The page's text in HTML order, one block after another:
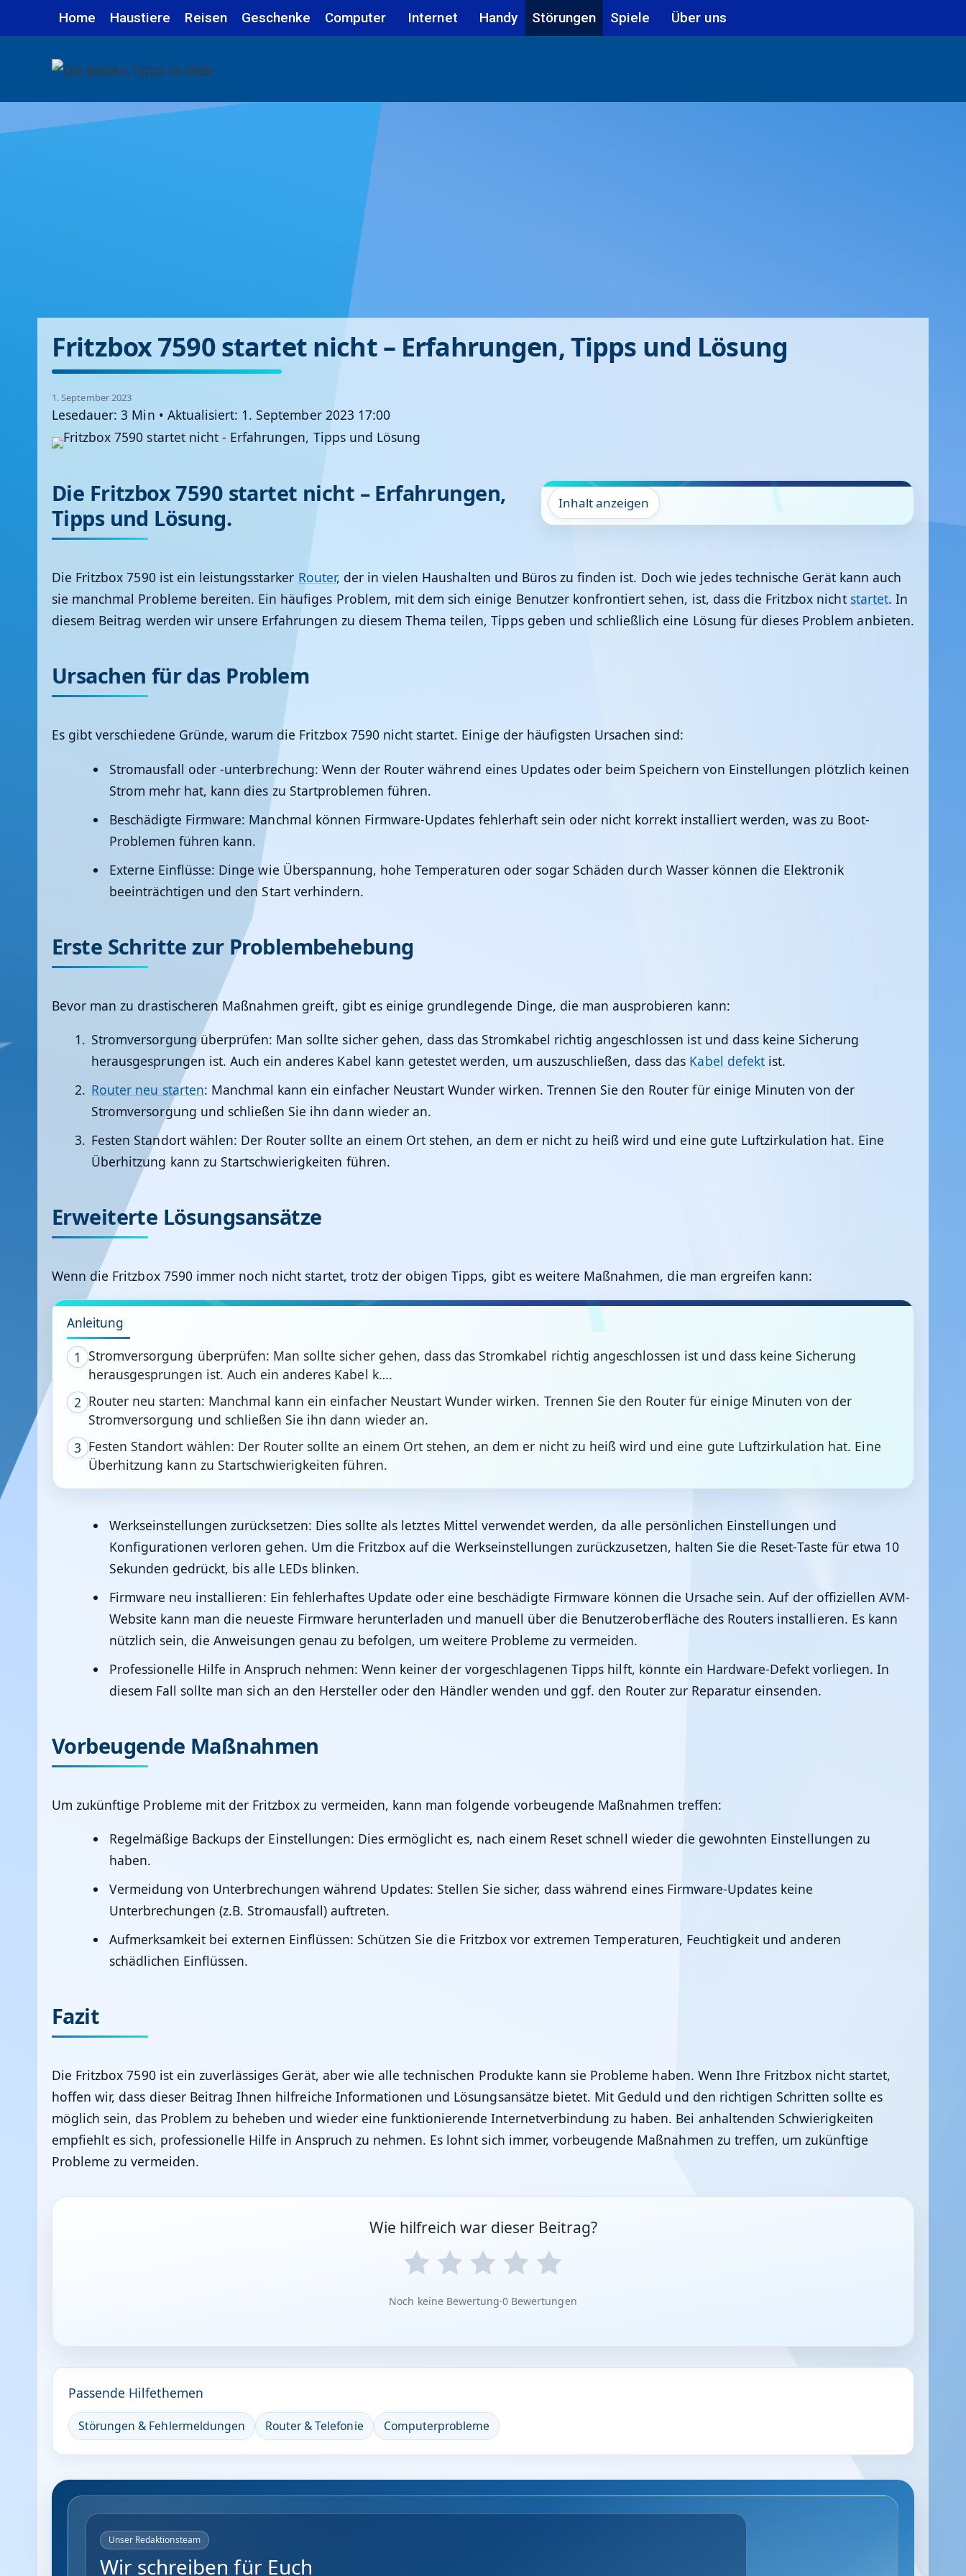
Inhalt
Home Haustiere Reisen Geschenke Computer Internet Handy Störungen Spiele Über uns
Fritzbox 7590 startet nicht – Erfahrungen, Tipps und Lösung
1. September 2023
Lesedauer: 3 Min • Aktualisiert: 1. September 2023 17:00
Inhalt anzeigen
Die Fritzbox 7590 startet nicht – Erfahrungen,
Tipps und Lösung.
Die Fritzbox 7590 ist ein leistungsstarker Router, der in vielen Haushalten und Büros zu finden ist. Doch wie jedes technische Gerät kann auch
sie manchmal Probleme bereiten. Ein häufiges Problem, mit dem sich einige Benutzer konfrontiert sehen, ist, dass die Fritzbox nicht startet. In
diesem Beitrag werden wir unsere Erfahrungen zu diesem Thema teilen, Tipps geben und schließlich eine Lösung für dieses Problem anbieten.
Ursachen für das Problem
Es gibt verschiedene Gründe, warum die Fritzbox 7590 nicht startet. Einige der häufigsten Ursachen sind:
Stromausfall oder -unterbrechung: Wenn der Router während eines Updates oder beim Speichern von Einstellungen plötzlich keinen
Strom mehr hat, kann dies zu Startproblemen führen.
Beschädigte Firmware: Manchmal können Firmware-Updates fehlerhaft sein oder nicht korrekt installiert werden, was zu Boot-
Problemen führen kann.
Externe Einflüsse: Dinge wie Überspannung, hohe Temperaturen oder sogar Schäden durch Wasser können die Elektronik
beeinträchtigen und den Start verhindern.
Erste Schritte zur Problembehebung
Bevor man zu drastischeren Maßnahmen greift, gibt es einige grundlegende Dinge, die man ausprobieren kann:
Stromversorgung überprüfen: Man sollte sicher gehen, dass das Stromkabel richtig angeschlossen ist und dass keine Sicherung
herausgesprungen ist. Auch ein anderes Kabel kann getestet werden, um auszuschließen, dass das Kabel defektist.
Router neu starten: Manchmal kann ein einfacher Neustart Wunder wirken. Trennen Sie den Router für einige Minuten von der
Stromversorgung und schließen Sie ihn dann wieder an.
Festen Standort wählen: Der Router sollte an einem Ort stehen, an dem er nicht zu heiß wird und eine gute Luftzirkulation hat. Eine
Überhitzung kann zu Startschwierigkeiten führen.
Erweiterte Lösungsansätze
Wenn die Fritzbox 7590 immer noch nicht startet, trotz der obigen Tipps, gibt es weitere Maßnahmen, die man ergreifen kann:
Anleitung
1 Stromversorgung überprüfen: Man sollte sicher gehen, dass das Stromkabel richtig angeschlossen ist und dass keine Sicherung
herausgesprungen ist. Auch ein anderes Kabel k….
2 Router neu starten: Manchmal kann ein einfacher Neustart Wunder wirken. Trennen Sie den Router für einige Minuten von der
Stromversorgung und schließen Sie ihn dann wieder an.
3 Festen Standort wählen: Der Router sollte an einem Ort stehen, an dem er nicht zu heiß wird und eine gute Luftzirkulation hat. Eine
Überhitzung kann zu Startschwierigkeiten führen.
Werkseinstellungen zurücksetzen: Dies sollte als letztes Mittel verwendet werden, da alle persönlichen Einstellungen und
Konfigurationen verloren gehen. Um die Fritzbox auf die Werkseinstellungen zurückzusetzen, halten Sie die Reset-Taste für etwa 10
Sekunden gedrückt, bis alle LEDs blinken.
Firmware neu installieren: Ein fehlerhaftes Update oder eine beschädigte Firmware können die Ursache sein. Auf der offiziellen AVM-
Website kann man die neueste Firmware herunterladen und manuell über die Benutzeroberfläche des Routers installieren. Es kann
nützlich sein, die Anweisungen genau zu befolgen, um weitere Probleme zu vermeiden.
Professionelle Hilfe in Anspruch nehmen: Wenn keiner der vorgeschlagenen Tipps hilft, könnte ein Hardware-Defekt vorliegen. In
diesem Fall sollte man sich an den Hersteller oder den Händler wenden und ggf. den Router zur Reparatur einsenden.
Vorbeugende Maßnahmen
Um zukünftige Probleme mit der Fritzbox zu vermeiden, kann man folgende vorbeugende Maßnahmen treffen:
Regelmäßige Backups der Einstellungen: Dies ermöglicht es, nach einem Reset schnell wieder die gewohnten Einstellungen zu
haben.
Vermeidung von Unterbrechungen während Updates: Stellen Sie sicher, dass während eines Firmware-Updates keine
Unterbrechungen (z.B. Stromausfall) auftreten.
Aufmerksamkeit bei externen Einflüssen: Schützen Sie die Fritzbox vor extremen Temperaturen, Feuchtigkeit und anderen
schädlichen Einflüssen.
Fazit
Die Fritzbox 7590 ist ein zuverlässiges Gerät, aber wie alle technischen Produkte kann sie Probleme haben. Wenn Ihre Fritzbox nicht startet,
hoffen wir, dass dieser Beitrag Ihnen hilfreiche Informationen und Lösungsansätze bietet. Mit Geduld und den richtigen Schritten sollte es
möglich sein, das Problem zu beheben und wieder eine funktionierende Internetverbindung zu haben. Bei anhaltenden Schwierigkeiten
empfiehlt es sich, professionelle Hilfe in Anspruch zu nehmen. Es lohnt sich immer, vorbeugende Maßnahmen zu treffen, um zukünftige
Probleme zu vermeiden.
Wie hilfreich war dieser Beitrag?
Noch keine Bewertung·0 Bewertungen
Passende Hilfethemen
Störungen & Fehlermeldungen Router & Telefonie Computerprobleme
Unser Redaktionsteam
Wir schreiben für Euch